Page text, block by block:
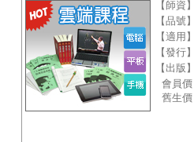
【師資
【品號
【適用
【發行
【出版
會員價
舊生價